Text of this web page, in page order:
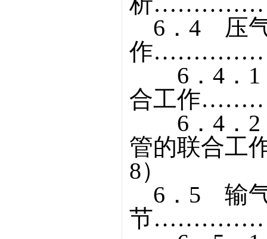
6．4 压气
作
6．4．1
合工作
6．4．2
管的联合
8）
6．5 输气
节